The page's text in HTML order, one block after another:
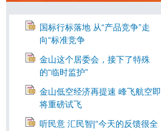
国标行标落地 从“产品竞争”走
向“标准竞争
金山这个居委会，接下了特殊
的“临时监护”
金山低空经济再提速 峰飞航空即
将重磅试飞
听民意 汇民智|“今天的反馈很全